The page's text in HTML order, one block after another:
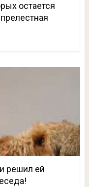
остается
решил ей